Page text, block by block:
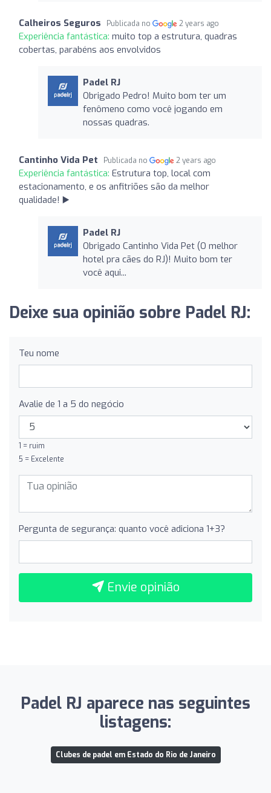
Calheiros Seguros Publicada no 2 years ago
Experiência fantástica: muito top a estrutura, quadras
cobertas, parabéns aos envolvidos
Padel RJ
Obrigado Pedro! Muito bom ter um
fenômeno como você jogando em
nossas quadras.
Cantinho Vida Pet Publicada no 2 years ago
Experiência fantástica: Estrutura top, local com
estacionamento, e os anfitriões são da melhor
qualidade! ▶️
Padel RJ
Obrigado Cantinho Vida Pet (O melhor
hotel pra cães do RJ)! Muito bom ter
você aqui...
Deixe sua opinião sobre Padel RJ:
Teu nome
Avalie de 1 a 5 do negócio
1 = ruim
5 = Excelente
Pergunta de segurança: quanto você adiciona 1+3?
Envie opinião
Padel RJ aparece nas seguintes
listagens:
Clubes de padel em Estado do Rio de Janeiro